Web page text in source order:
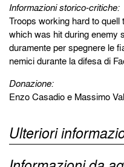
Informazioni storico-critiche:
Troops working hard to
which was hit during enemy
duramente per spegnere le
nemici durante la difesa di
Donazione:
Enzo Casadio e Massimo
Ulteriori